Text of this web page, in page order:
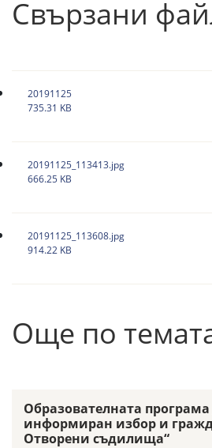
Свързани
20191125
735.31 KB
20191125_113413.jpg
666.25 KB
20191125_113608.jpg
914.22 KB
Още по
Образователната
информиран избор и
Отворени съдилища“